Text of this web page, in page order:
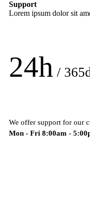
Support
Lorem ipsum dolor sit
24h /
We offer support for our
Mon - Fri 8:00am -